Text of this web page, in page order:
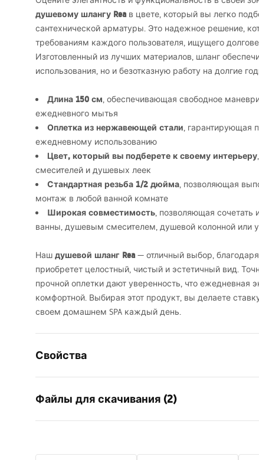
душевому шлангу Rea в цвете, который вы легко
сантехнической арматуры. Это надежное решение,
требованиям каждого пользователя, ищущего
Изготовленный из лучших материалов, шланг
использования, но и безотказную работу на долгие
Длина 150 см, обеспечивающая свободное
ежедневного мытья
Оплетка из нержавеющей стали, гарантирующая
ежедневному использованию
Цвет, который вы подберете к своему интерьеру
смесителей и душевых леек
Стандартная резьба 1/2 дюйма, позволяющая
монтаж в любой ванной комнате
Широкая совместимость, позволяющая сочетать
ванны, душевым смесителем, душевой колонной или
Наш душевой шланг Rea — отличный выбор,
приобретет целостный, чистый и эстетичный вид.
прочной оплетки дают уверенность, что ежедневная
комфортной. Выбирая этот продукт, вы делаете
своем домашнем SPA каждый день.
Свойства
Гарантия
Материал
Файлы для скачивания (2)
безопасности